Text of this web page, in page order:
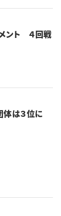
ント ４回戦
は３位に